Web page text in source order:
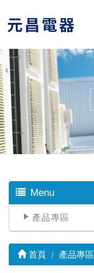
Menu
產品專區
首頁 產品專區